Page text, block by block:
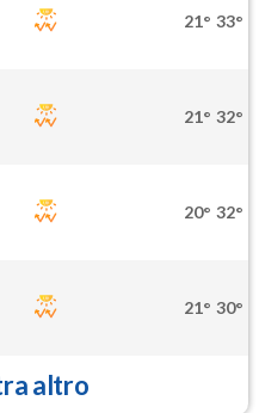
21° 33°
21° 32°
20° 32°
21° 30°
altro